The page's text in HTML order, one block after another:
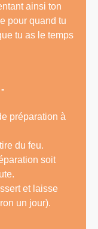
ainsi ton
pour quand tu
tu as le temps
préparation à
du feu.
soit
et laisse
un jour).